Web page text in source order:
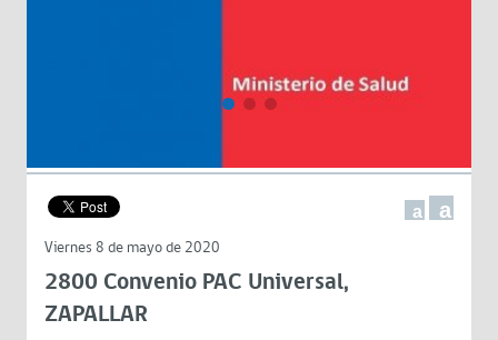
a a
Viernes 8 de mayo de 2020
2800 Convenio PAC Universal,
ZAPALLAR